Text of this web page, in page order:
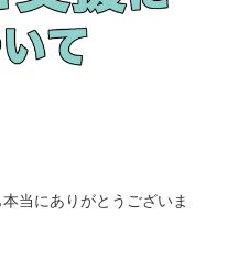
当にありがとうございま